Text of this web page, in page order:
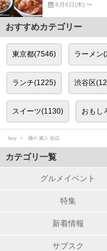
8月6日(木) 〜
おすすめカテゴリー
東京都(7546) ラーメン
ランチ(1225) 渋谷区
スイーツ(1130) おもし
favy 麺や 藏人 柏店
カテゴリ一覧
グルメイベント
特集
新着情報
サブスク